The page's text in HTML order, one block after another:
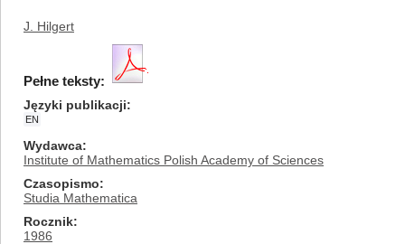
J. Hilgert
Pełne teksty:
Języki publikacji
EN
Wydawca
Institute of Mathematics Polish Academy of Sciences
Czasopismo
Studia Mathematica
Rocznik
1986